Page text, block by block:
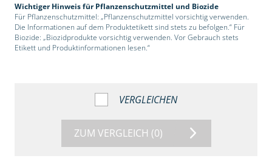
Wichtiger Hinweis für Pflanzenschutzmittel und Biozide
Für Pflanzenschutzmittel: „Pflanzenschutzmittel vorsichtig verwenden.
Die Informationen auf dem Produktetikett sind stets zu befolgen.“ Für
Biozide: „Biozidprodukte vorsichtig verwenden. Vor Gebrauch stets
Etikett und Produktinformationen lesen.“
VERGLEICHEN
ZUM VERGLEICH (0)